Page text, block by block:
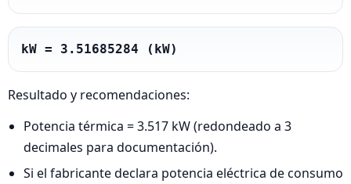
kW = 3.51685284 (kW)
Resultado y recomendaciones:
Potencia térmica = 3.517 kW (redondeado a 3
decimales para documentación).
Si el fabricante declara potencia eléctrica de consumo